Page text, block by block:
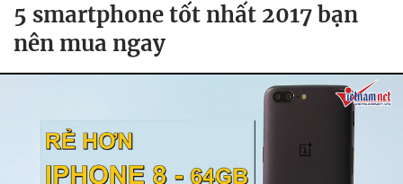
5 smartphone tốt nhất 2017 bạn
nên mua ngay